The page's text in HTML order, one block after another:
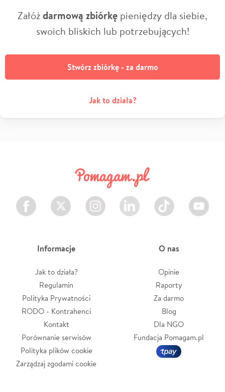
Załóżdarmową zbiórkę pieniędzy dla siebie,
swoich bliskich lub potrzebujących!
Stwórz zbiórkę - za darmo
Jak to działa?
Facebook Twitter Instagram LinkedIn TikTok Youtube
Informacje
Jak to działa?
Regulamin
Polityka Prywatności
RODO - Kontrahenci
Kontakt
Porównanie serwisów
Polityka plików cookie
Zarządzaj zgodami cookie
O nas
Opinie
Raporty
Za darmo
Blog
Dla NGO
Fundacja Pomagam.pl